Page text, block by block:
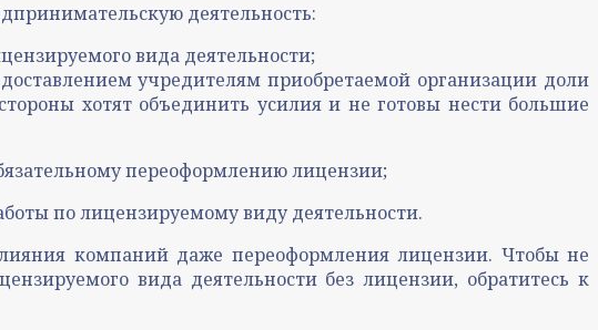
деятельность:
вида деятельности;
учредителям приобретаемой организации доли
хотят объединить усилия и не готовы нести большие
переоформлению лицензии;
по лицензируемому виду деятельности.
компаний даже переоформления лицензии. Чтобы не
вида деятельности без лицензии, обратитесь к